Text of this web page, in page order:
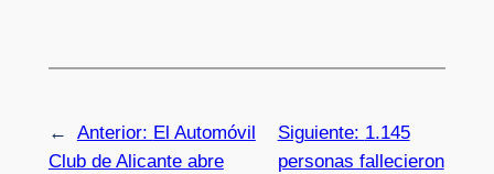
← Anterior: El Automóvil
Club de Alicante abre
Siguiente: 1.145
personas fallecieron